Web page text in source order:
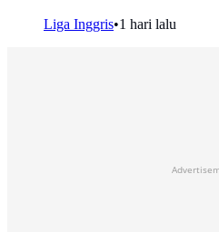
Liga Inggris•1 hari lalu